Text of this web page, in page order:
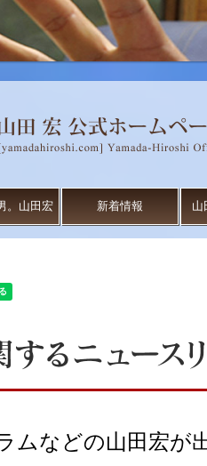
。山田宏 新着情報 山
ムなどの山田宏が